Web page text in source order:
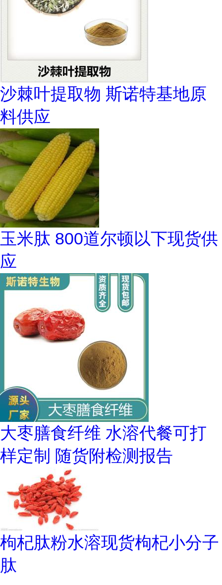
沙棘叶提取物 斯诺特基地原
料供应
玉米肽 800道尔顿以下现货供
应
大枣膳食纤维 水溶代餐可打
样定制 随货附检测报告
枸杞肽粉水溶现货枸杞小分子
肽